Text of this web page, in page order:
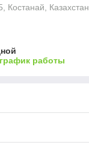
Костанай, Казахстан
работы